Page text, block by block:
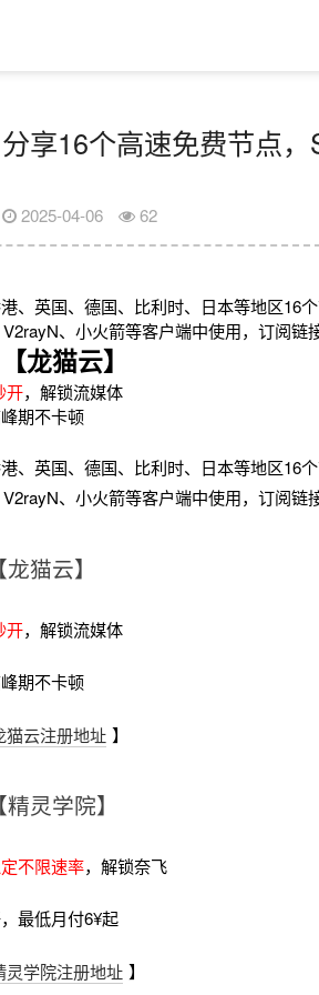
享16个高速免费节点
2025-04-06 62
、英国、德国、比利时、日本等地区16
、小火箭等客户端中使用，订阅链
龙猫云】
开，解锁流媒体
期不卡顿
、英国、德国、比利时、日本等地区16
、小火箭等客户端中使用，订阅链
猫云】
开，解锁流媒体
期不卡顿
猫云注册地址 】
灵学院】
不限速率，解锁奈飞
最低月付6¥起
灵学院注册地址 】